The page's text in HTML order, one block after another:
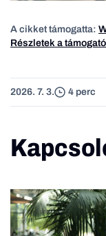
A cikket támogatta:
Részletek a
2026. 7. 3. 4 perc